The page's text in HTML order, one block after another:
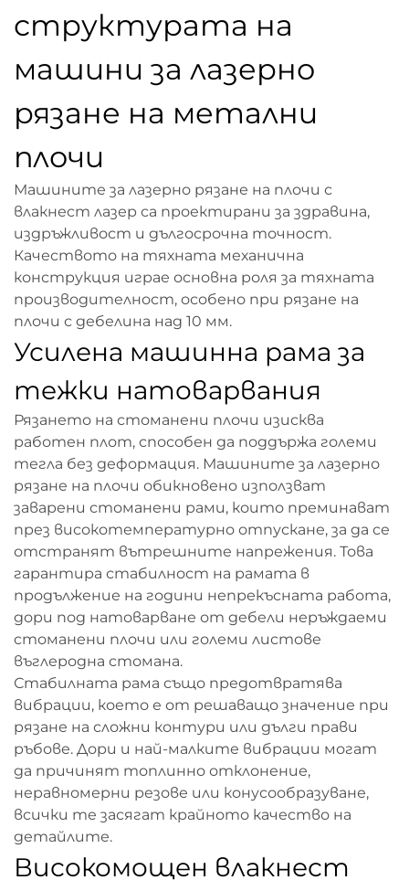
структурата на
машини за лазерно
рязане на метални
плочи
Машините за лазерно рязане на плочи с
влакнест лазер са проектирани за здравина,
издръжливост и дългосрочна точност.
Качеството на тяхната механична
конструкция играе основна роля за тяхната
производителност, особено при рязане на
плочи с дебелина над 10 мм.
Усилена машинна рама за
тежки натоварвания
Рязането на стоманени плочи изисква
работен плот, способен да поддържа големи
тегла без деформация. Машините за лазерно
рязане на плочи обикновено използват
заварени стоманени рами, които преминават
през високотемпературно отпускане, за да се
отстранят вътрешните напрежения. Това
гарантира стабилност на рамата в
продължение на години непрекъсната работа,
дори под натоварване от дебели неръждаеми
стоманени плочи или големи листове
въглеродна стомана.
Стабилната рама също предотвратява
вибрации, което е от решаващо значение при
рязане на сложни контури или дълги прави
ръбове. Дори и най-малките вибрации могат
да причинят топлинно отклонение,
неравномерни резове или конусообразуване,
всички те засягат крайното качество на
детайлите.
Високомощен влакнест